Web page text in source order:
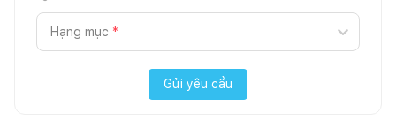
Hạng mục *
Gửi yêu cầu